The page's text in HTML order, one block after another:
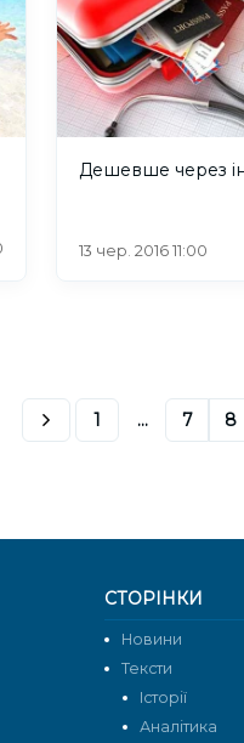
Дешевше через
13 чер. 2016 11:00
1 ... 7 8
СТОРІНКИ
Новини
Тексти
Історії
Аналітика